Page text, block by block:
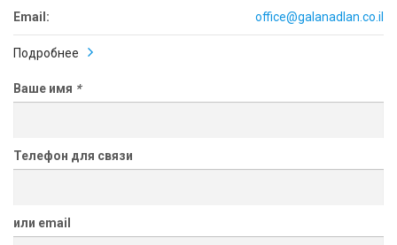
Email:
office@galanadlan.co.il
Подробнее
Ваше имя *
Телефон для связи
или email